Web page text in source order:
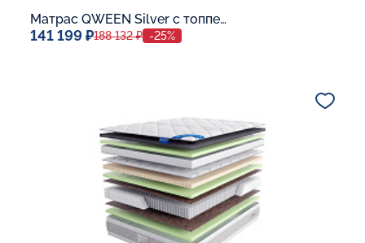
Матрас QWEEN Silver c топпером Latex 42
141 199 ₽188 132 ₽ -25%
В корзину